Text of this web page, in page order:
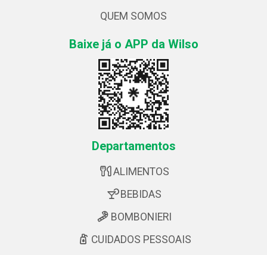
QUEM SOMOS
Baixe já o APP da Wilso
Departamentos
ALIMENTOS
BEBIDAS
BOMBONIERI
CUIDADOS PESSOAIS